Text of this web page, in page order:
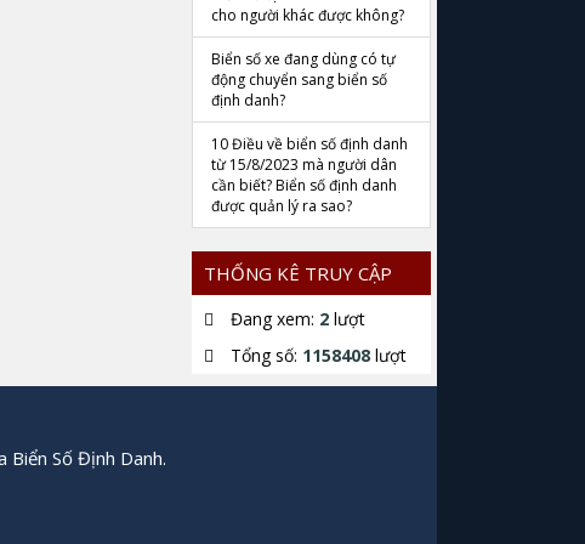
cho người khác được không?
Biển số xe đang dùng có tự
động chuyển sang biển số
định danh?
10 Điều về biển số định danh
từ 15/8/2023 mà người dân
cần biết? Biển số định danh
được quản lý ra sao?
THỐNG KÊ TRUY CẬP
Đang xem: 2 lượt
Tổng số: 1158408 lượt
Số Định Danh.